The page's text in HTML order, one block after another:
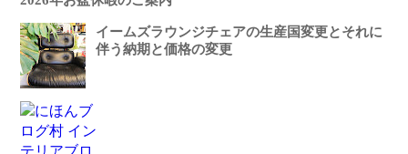
イームズラウンジチェアの生産国変更とそれに
伴う納期と価格の変更